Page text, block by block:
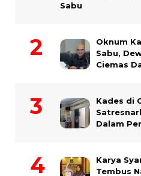
Sabu
Oknum
Sabu,
Ciemas
Kades di
Dalam
Karya
Tembus